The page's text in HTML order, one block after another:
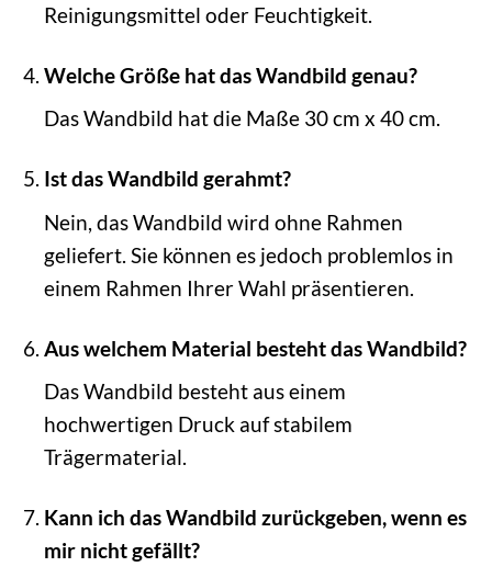
Reinigungsmittel oder Feuchtigkeit.
Welche Größe hat das Wandbild genau?
Das Wandbild hat die Maße 30 cm x 40 cm.
Ist das Wandbild gerahmt?
Nein, das Wandbild wird ohne Rahmen
geliefert. Sie können es jedoch problemlos in
einem Rahmen Ihrer Wahl präsentieren.
Aus welchem Material besteht das Wandbild?
Das Wandbild besteht aus einem
hochwertigen Druck auf stabilem
Trägermaterial.
Kann ich das Wandbild zurückgeben, wenn es
mir nicht gefällt?